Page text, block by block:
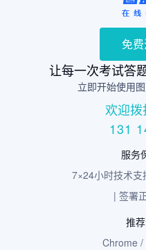
免
让每一次考试答
立即开始使用
欢迎
131
服务
7×24小时技术支
| 签署
推荐
Chrome /